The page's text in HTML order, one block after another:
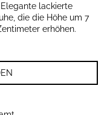
Elegante lackierte
die die Höhe um 7
erhöhen.